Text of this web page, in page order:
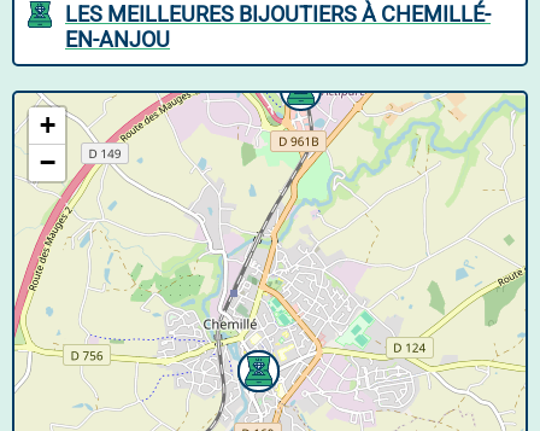
LES MEILLEURES BIJOUTIERS À CHEMILLÉ-
EN-ANJOU
+
−